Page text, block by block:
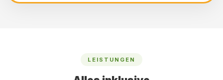
LEISTUNGEN